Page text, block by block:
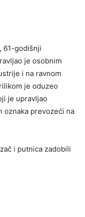
61-godišnji
je osobnim
i na ravnom
je oduzeo
je upravljao
oznaka prevozeći na
i putnica zadobili